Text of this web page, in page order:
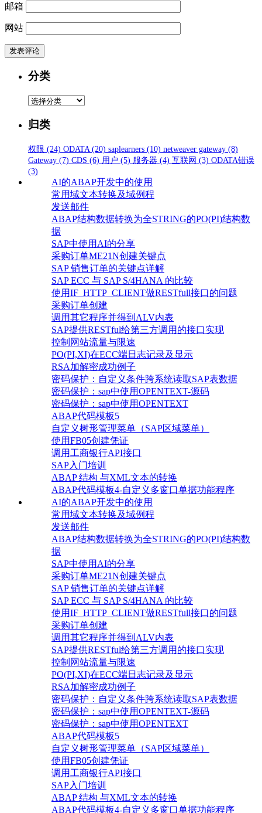
邮箱
网站
分类
分
归类
权限 (24) ODATA (20) saplearners (10) netweaver gateway (8)
Gateway (7) CDS (6) 用户 (5) 服务器 (4) 互联网 (3) ODATA错误
(3)
AI的ABAP开发中的使用
常用域文本转换及域例程
发送邮件
ABAP结构数据转换为全STRING的PO(PI)结构数
据
SAP中使用AI的分享
采购订单ME21N创建关键点
SAP 销售订单的关键点详解
SAP ECC 与 SAP S/4HANA 的比较
使用IF_HTTP_CLIENT做RESTfull接口的问题
采购订单创建
调用其它程序并得到ALV内表
SAP提供RESTful给第三方调用的接口实现
控制网站流量与限速
PO(PI,XI)在ECC端日志记录及显示
RSA加解密成功例子
密码保护：自定义条件跨系统读取SAP表数据
密码保护：sap中使用OPENTEXT-源码
密码保护：sap中使用OPENTEXT
ABAP代码模板5
自定义树形管理菜单（SAP区域菜单）
使用FB05创建凭证
调用工商银行API接口
SAP入门培训
ABAP 结构 与XML文本的转换
ABAP代码模板4-自定义多窗口单据功能程序
AI的ABAP开发中的使用
常用域文本转换及域例程
发送邮件
ABAP结构数据转换为全STRING的PO(PI)结构数
据
SAP中使用AI的分享
采购订单ME21N创建关键点
SAP 销售订单的关键点详解
SAP ECC 与 SAP S/4HANA 的比较
使用IF_HTTP_CLIENT做RESTfull接口的问题
采购订单创建
调用其它程序并得到ALV内表
SAP提供RESTful给第三方调用的接口实现
控制网站流量与限速
PO(PI,XI)在ECC端日志记录及显示
RSA加解密成功例子
密码保护：自定义条件跨系统读取SAP表数据
密码保护：sap中使用OPENTEXT-源码
密码保护：sap中使用OPENTEXT
ABAP代码模板5
自定义树形管理菜单（SAP区域菜单）
使用FB05创建凭证
调用工商银行API接口
SAP入门培训
ABAP 结构 与XML文本的转换
ABAP代码模板4-自定义多窗口单据功能程序